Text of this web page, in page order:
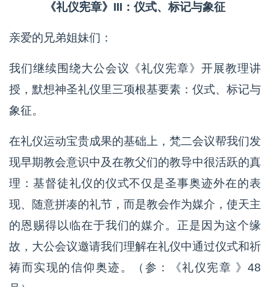
《礼仪宪章》III：仪式、标记与象征
亲爱的兄弟姐妹们：
我们继续围绕大公会议《礼仪宪章》开展教理讲
授，默想神圣礼仪里三项根基要素：仪式、标记与
象征。
在礼仪运动宝贵成果的基础上，梵二会议帮我们发
现早期教会意识中及在教父们的教导中很活跃的真
理：基督徒礼仪的仪式不仅是圣事奥迹外在的表
现、随意拼凑的礼节，而是教会作为媒介，使天主
的恩赐得以临在于我们的媒介。正是因为这个缘
故，大公会议邀请我们理解在礼仪中通过仪式和祈
祷而实现的信仰奥迹。（参：《礼仪宪章 》48